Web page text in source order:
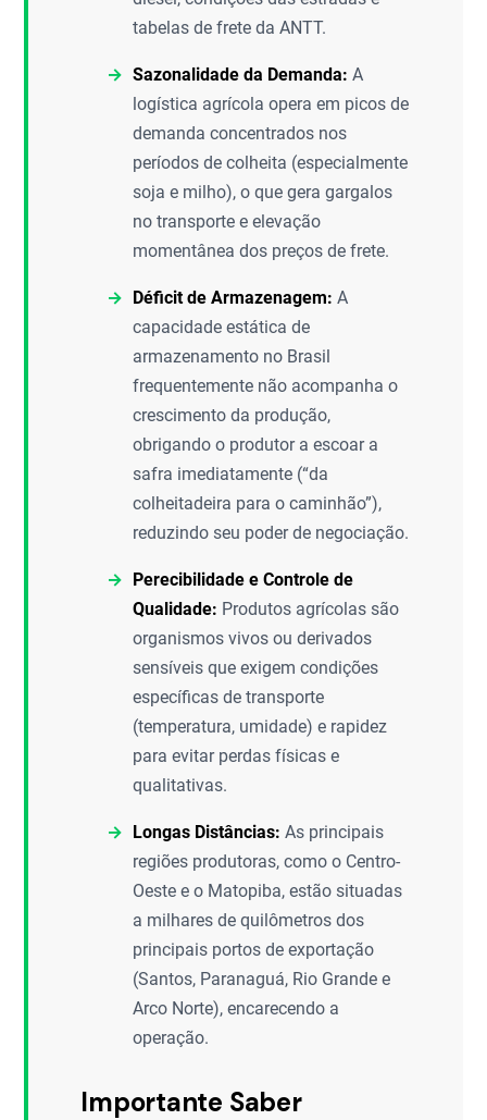
tabelas de frete da ANTT.
Sazonalidade da Demanda: A
logística agrícola opera em picos de
demanda concentrados nos
períodos de colheita (especialmente
soja e milho), o que gera gargalos
no transporte e elevação
momentânea dos preços de frete.
Déficit de Armazenagem: A
capacidade estática de
armazenamento no Brasil
frequentemente não acompanha o
crescimento da produção,
obrigando o produtor a escoar a
safra imediatamente (“da
colheitadeira para o caminhão”),
reduzindo seu poder de negociação.
Perecibilidade e Controle de
Qualidade: Produtos agrícolas são
organismos vivos ou derivados
sensíveis que exigem condições
específicas de transporte
(temperatura, umidade) e rapidez
para evitar perdas físicas e
qualitativas.
Longas Distâncias: As principais
regiões produtoras, como o Centro-
Oeste e o Matopiba, estão situadas
a milhares de quilômetros dos
principais portos de exportação
(Santos, Paranaguá, Rio Grande e
Arco Norte), encarecendo a
operação.
Importante Saber